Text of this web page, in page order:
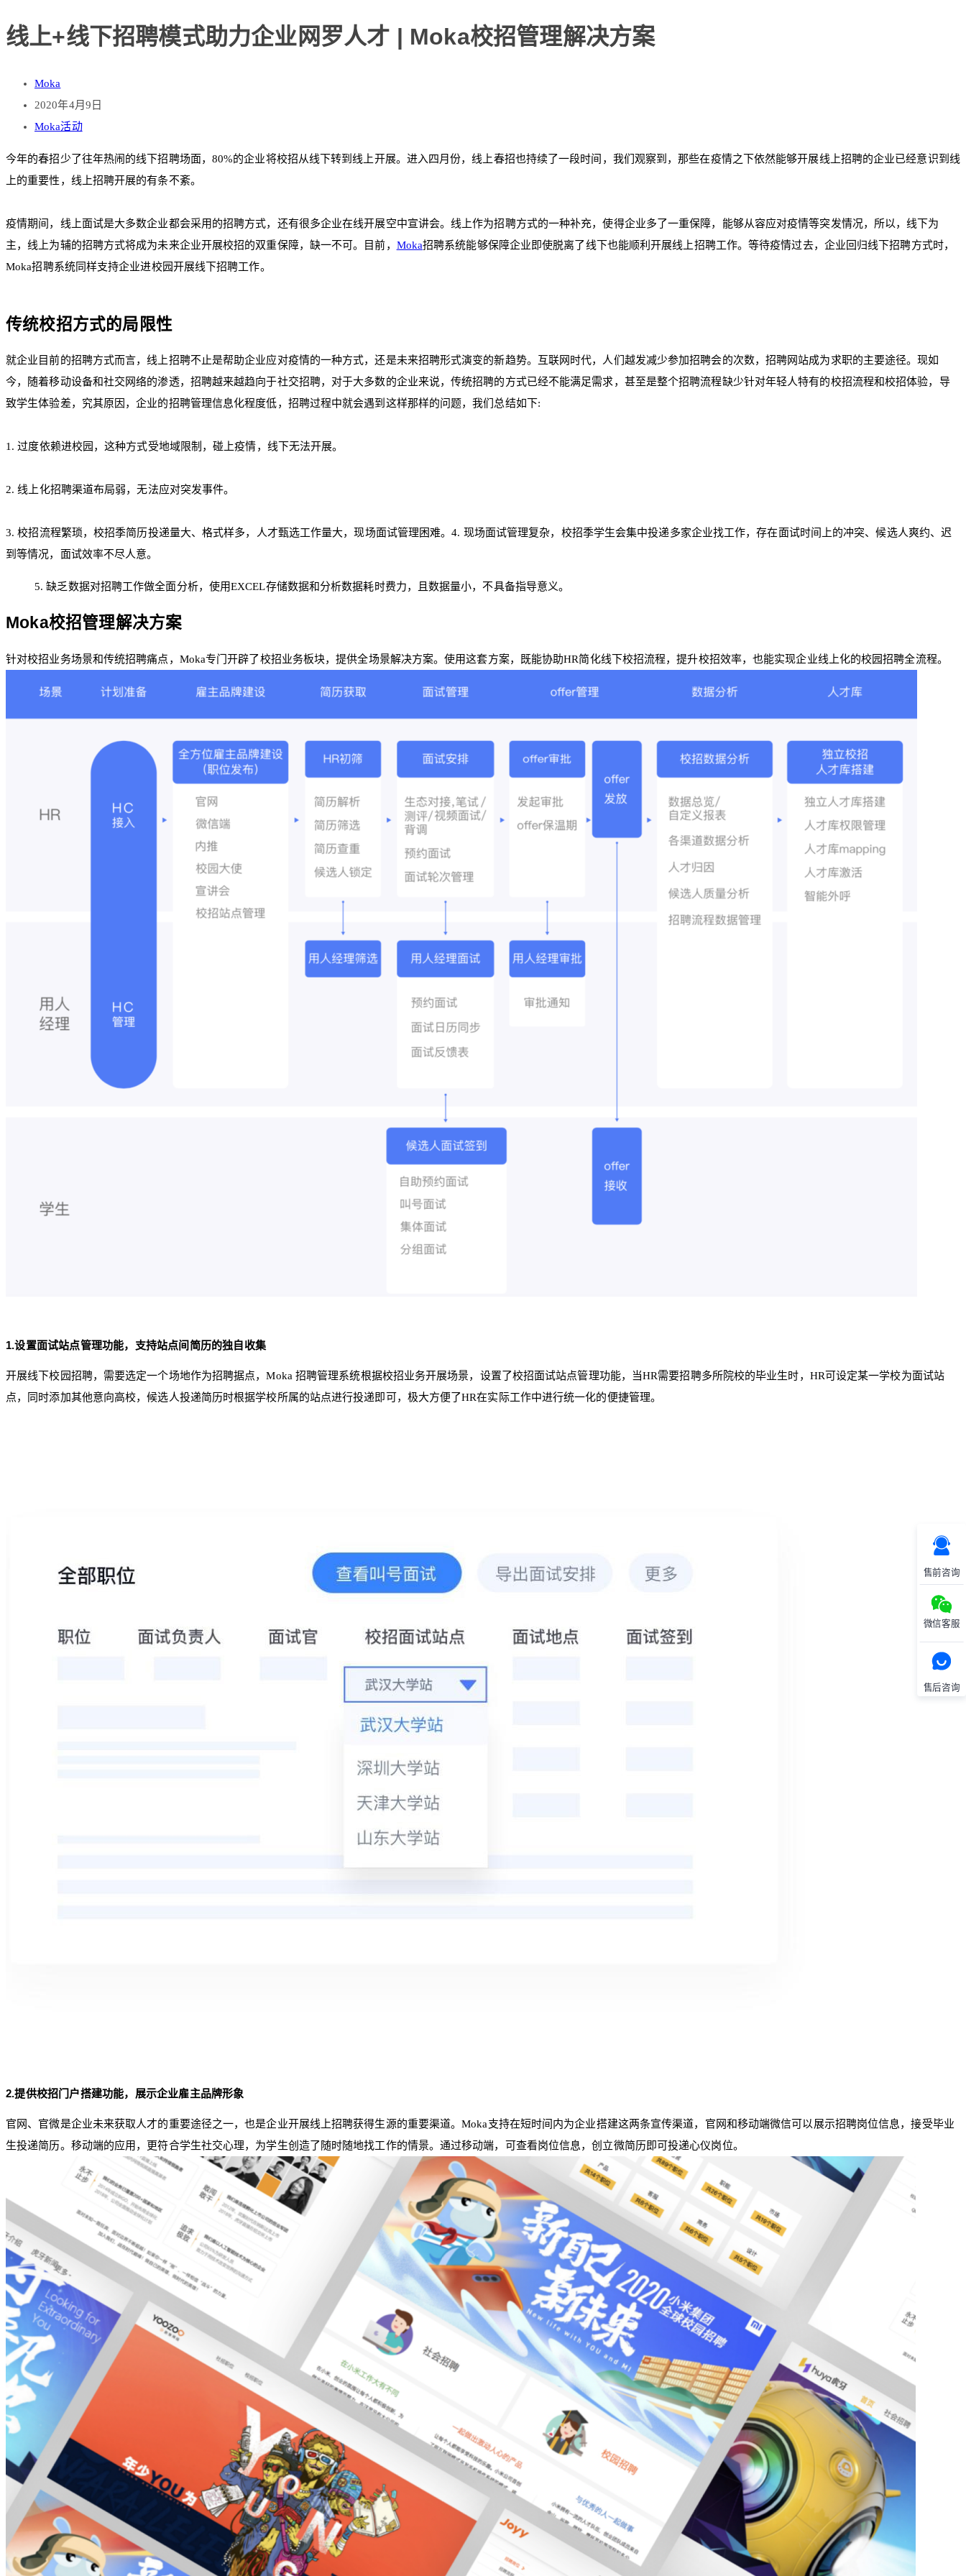
售前咨询
微信客服
售后咨询
线上+线下招聘模式助力企业网罗人才 | Moka校招管理解决方案
Moka
2020年4月9日
Moka活动
今年的春招少了往年热闹的线下招聘场面，80%的企业将校招从线下转到线上开展。进入四月份，线上春招也持续了一段时间，我们观察到，那些在疫情之下依然能够开展线上招聘的企业已经意识到线
上的重要性，线上招聘开展的有条不紊。
疫情期间，线上面试是大多数企业都会采用的招聘方式，还有很多企业在线开展空中宣讲会。线上作为招聘方式的一种补充，使得企业多了一重保障，能够从容应对疫情等突发情况，所以，线下为
主，线上为辅的招聘方式将成为未来企业开展校招的双重保障，缺一不可。目前， Moka招聘系统能够保障企业即使脱离了线下也能顺利开展线上招聘工作。等待疫情过去，企业回归线下招聘方式时，
Moka招聘系统同样支持企业进校园开展线下招聘工作。
传统校招方式的局限性
就企业目前的招聘方式而言，线上招聘不止是帮助企业应对疫情的一种方式，还是未来招聘形式演变的新趋势。互联网时代，人们越发减少参加招聘会的次数，招聘网站成为求职的主要途径。现如
今，随着移动设备和社交网络的渗透，招聘越来越趋向于社交招聘，对于大多数的企业来说，传统招聘的方式已经不能满足需求，甚至是整个招聘流程缺少针对年轻人特有的校招流程和校招体验，导
致学生体验差，究其原因，企业的招聘管理信息化程度低，招聘过程中就会遇到这样那样的问题，我们总结如下:
1. 过度依赖进校园，这种方式受地域限制，碰上疫情，线下无法开展。
2. 线上化招聘渠道布局弱，无法应对突发事件。
3. 校招流程繁琐，校招季简历投递量大、格式样多，人才甄选工作量大，现场面试管理困难。4. 现场面试管理复杂，校招季学生会集中投递多家企业找工作，存在面试时间上的冲突、候选人爽约、迟
到等情况，面试效率不尽人意。
5. 缺乏数据对招聘工作做全面分析，使用EXCEL存储数据和分析数据耗时费力，且数据量小，不具备指导意义。
Moka校招管理解决方案
针对校招业务场景和传统招聘痛点，Moka专门开辟了校招业务板块，提供全场景解决方案。使用这套方案，既能协助HR简化线下校招流程，提升校招效率，也能实现企业线上化的校园招聘全流程。
1.设置面试站点管理功能，支持站点间简历的独自收集
开展线下校园招聘，需要选定一个场地作为招聘据点，Moka 招聘管理系统根据校招业务开展场景，设置了校招面试站点管理功能，当HR需要招聘多所院校的毕业生时，HR可设定某一学校为面试站
点，同时添加其他意向高校，候选人投递简历时根据学校所属的站点进行投递即可，极大方便了HR在实际工作中进行统一化的便捷管理。
2.提供校招门户搭建功能，展示企业雇主品牌形象
官网、官微是企业未来获取人才的重要途径之一，也是企业开展线上招聘获得生源的重要渠道。Moka支持在短时间内为企业搭建这两条宣传渠道，官网和移动端微信可以展示招聘岗位信息，接受毕业
生投递简历。移动端的应用，更符合学生社交心理，为学生创造了随时随地找工作的情景。通过移动端，可查看岗位信息，创立微简历即可投递心仪岗位。